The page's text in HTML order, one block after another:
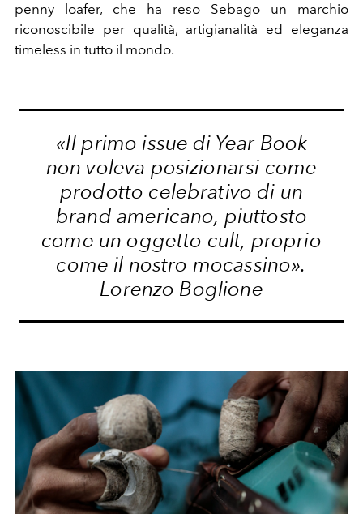
penny loafer, che ha reso Sebago un marchio
riconoscibile per qualità, artigianalità ed eleganza
timeless in tutto il mondo.
«Il primo issue di Year Book
non voleva posizionarsi come
prodotto celebrativo di un
brand americano, piuttosto
come un oggetto cult, proprio
come il nostro mocassino».
Lorenzo Boglione